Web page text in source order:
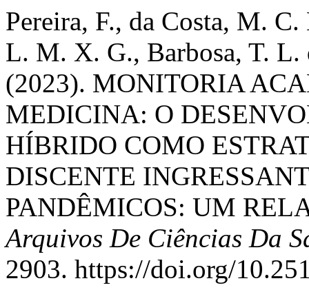
Pereira, F., da Costa, M.
L. M. X. G., Barbosa, T.
(2023). MONITORIA
MEDICINA: O
HÍBRIDO COMO
DISCENTE
PANDÊMICOS: UM
Arquivos De Ciências Da
2903. https://doi.org/